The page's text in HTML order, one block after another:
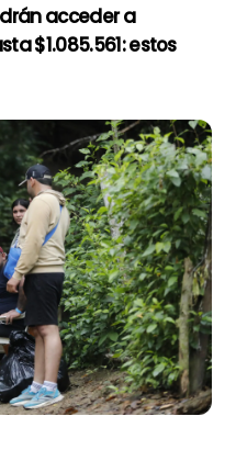
acceder a
$1.085.561: estos